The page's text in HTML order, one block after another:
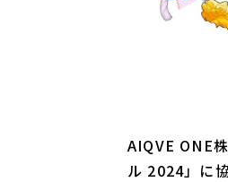
AIQVE ONE
ル 2024」に